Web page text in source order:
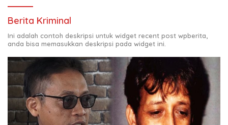
Berita Kriminal
Ini adalah contoh deskripsi untuk widget recent post wpberita,
anda bisa memasukkan deskripsi pada widget ini.